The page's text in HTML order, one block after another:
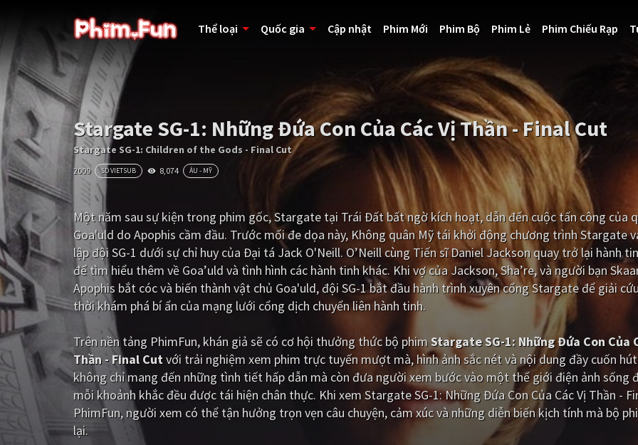
Thể loại Quốc gia Cập nhật Phim Mới Phim Bộ Phim Lẻ Phim Chiếu Rạp
Stargate SG-1: Những Đứa Con Của Các Vị Thần - Final Cut
Stargate SG-1: Children of the Gods - Final Cut
2009 SD VIETSUB 8,074 ÂU - MỸ
Một năm sau sự kiện trong phim gốc, Stargate tại Trái Đất bất ngờ kích hoạt, dẫn đến cuộc tấn công của
Goa'uld do Apophis cầm đầu. Trước mối đe dọa này, Không quân Mỹ tái khởi động chương trình Stargate
lập đội SG-1 dưới sự chỉ huy của Đại tá Jack O'Neill. O’Neill cùng Tiến sĩ Daniel Jackson quay trở lại hành
để tìm hiểu thêm về Goa’uld và tình hình các hành tinh khác. Khi vợ của Jackson, Sha’re, và người bạn
Apophis bắt cóc và biến thành vật chủ Goa'uld, đội SG-1 bắt đầu hành trình xuyên cổng Stargate để giải
thời khám phá bí ẩn của mạng lưới cổng dịch chuyển liên hành tinh.
Trên nền tảng PhimFun, khán giả sẽ có cơ hội thưởng thức bộ phimStargate SG-1: Những Đứa Con Của
Thần - Final Cutvới trải nghiệm xem phim trực tuyến mượt mà, hình ảnh sắc nét và nội dung đầy cuốn
không chỉ mang đến những tình tiết hấp dẫn mà còn đưa người xem bước vào một thế giới điện ảnh sống
mỗi khoảnh khắc đều được tái hiện chân thực. Khi xem Stargate SG-1: Những Đứa Con Của Các Vị Thần -
PhimFun, người xem có thể tận hưởng trọn vẹn câu chuyện, cảm xúc và những diễn biến kịch tính mà bộ
lại.